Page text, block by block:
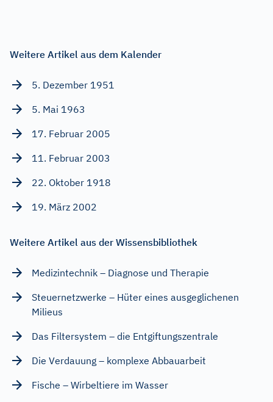
Weitere Artikel aus dem Kalender
5. Dezember 1951
5. Mai 1963
17. Februar 2005
11. Februar 2003
22. Oktober 1918
19. März 2002
Weitere Artikel aus der Wissensbibliothek
Medizintechnik – Diagnose und Therapie
Steuernetzwerke – Hüter eines ausgeglichenen
Milieus
Das Filtersystem – die Entgiftungszentrale
Die Verdauung – komplexe Abbauarbeit
Fische – Wirbeltiere im Wasser